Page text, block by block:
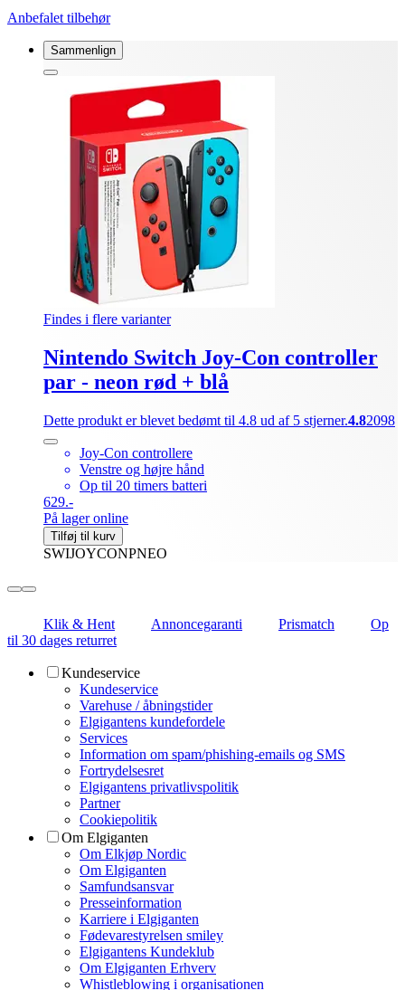
Anbefalet tilbehør
Sammenlign
Findes i flere varianter
Nintendo Switch Joy-Con controller
par - neon rød + blå
Dette produkt er blevet bedømt til 4.8 ud af 5 stjerner.4.82098
Joy-Con controllere
Venstre og højre hånd
Op til 20 timers batteri
629.-
På lager online
Tilføj til kurv
SWIJOYCONPNEO
Klik & Hent Annoncegaranti Prismatch
Op
til 30 dages returret
Kundeservice
Kundeservice
Varehuse / åbningstider
Elgigantens kundefordele
Services
Information om spam/phishing-emails og SMS
Fortrydelsesret
Elgigantens privatlivspolitik
Partner
Cookiepolitik
Om Elgiganten
Om Elkjøp Nordic
Om Elgiganten
Samfundsansvar
Presseinformation
Karriere i Elgiganten
Fødevarestyrelsen smiley
Elgigantens Kundeklub
Om Elgiganten Erhverv
Whistleblowing i organisationen